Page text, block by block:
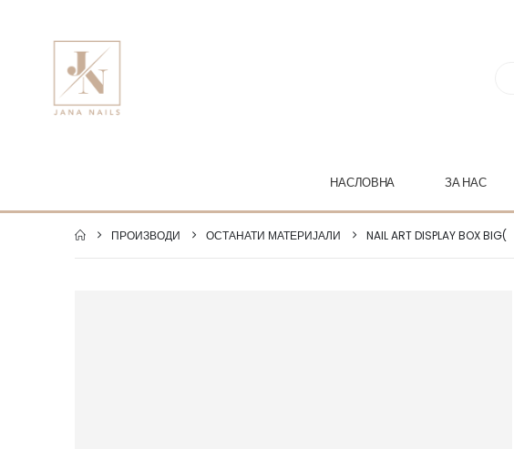
НАСЛОВНА ЗА НАС
ПРОИЗВОДИ ОСТАНАТИ МАТЕРИЈАЛИ NAIL ART DISPLAY BOX BIG(